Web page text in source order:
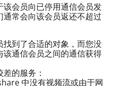
会员向已停用通信会员发
常会向该会员返还不超过
到了合适的对象，而您没
通信会员之间的通信获得
的服务：
中没有视频流或由于网